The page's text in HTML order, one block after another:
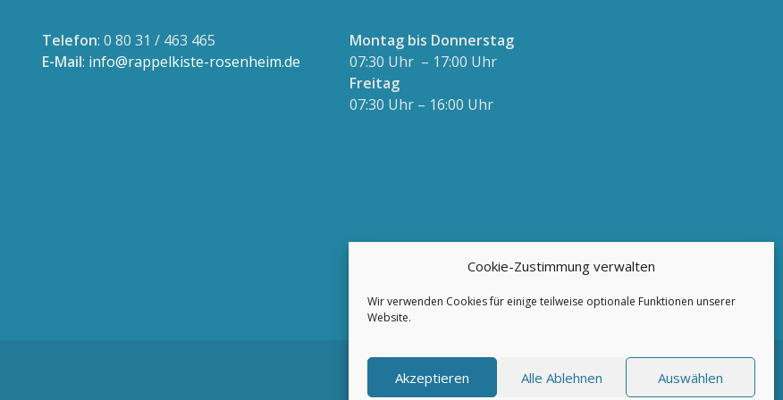
Cookie-Zustimmung verwalten
Wir verwenden Cookies für einige teilweise optionale Funktionen unserer
Website.
Akzeptieren Alle Ablehnen Auswählen
Telefon: 0 80 31 / 463 465
E-Mail: info@rappelkiste-rosenheim.de
Montag bis Donnerstag
07:30 Uhr – 17:00 Uhr
Freitag
07:30 Uhr – 16:00 Uhr